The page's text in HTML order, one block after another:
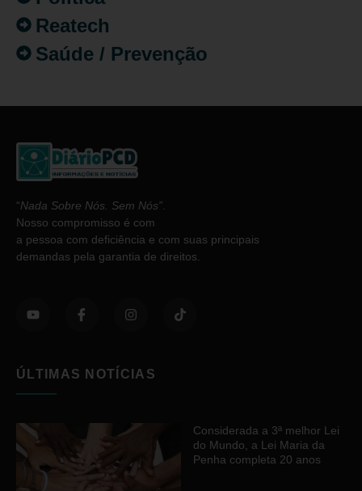
Reatech
Saúde / Prevenção
“Nada Sobre Nós. Sem Nós”
Nosso compromisso é com
a pessoa com deficiência e com suas principais
demandas pela garantia de direitos.
ÚLTIMAS NOTÍCIAS
Considerada a 3ª melhor Lei
do Mundo, a Lei Maria da
Penha completa 20 anos